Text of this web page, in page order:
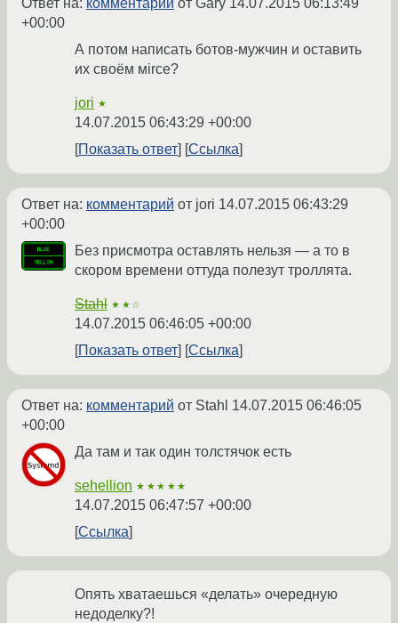
Ответ на: комментарий от Gary 14.07.2015 06:13:49
+00:00
А потом написать ботов-мужчин и оставить
их своём мircе?
jori ★
14.07.2015 06:43:29 +00:00
Показать ответ
Ссылка
Ответ на: комментарий от jori 14.07.2015 06:43:29
+00:00
Без присмотра оставлять нельзя — а то в
скором времени оттуда полезут троллята.
Stahl ★★☆
14.07.2015 06:46:05 +00:00
Показать ответ
Ссылка
Ответ на: комментарий от Stahl 14.07.2015 06:46:05
+00:00
Да там и так один толстячок есть
sehellion ★★★★★
14.07.2015 06:47:57 +00:00
Ссылка
Опять хватаешься «делать» очередную
недоделку?!